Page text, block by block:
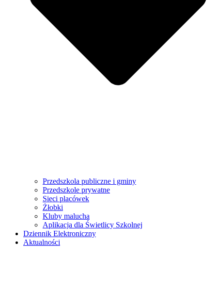
Przedszkola publiczne i gminy
Przedszkole prywatne
Sieci placówek
Żłobki
Kluby malucha
Aplikacja dla Świetlicy Szkolnej
Dziennik Elektroniczny
Aktualności